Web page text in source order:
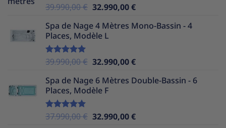
Note5.00
39.990,00€ Le
initial
était :
32.990,00€Le
actuel
Spa de Nage 4 Mètres Mono-Bassin - 4
Places, Modèle L
Note5.00
39.990,00€ Le
initial
était :
32.990,00€Le
actuel
Spa de Nage 6 Mètres Double-Bassin - 6
Places, Modèle F
Note5.00
37.990,00€ Le
32.990,00€Le